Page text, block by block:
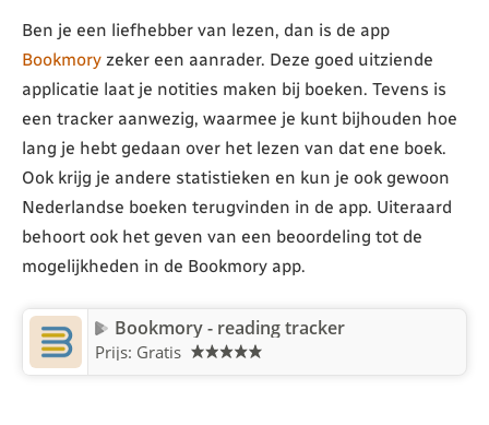
Ben je een liefhebber van lezen, dan is de app
Bookmory zeker een aanrader. Deze goed uitziende
applicatie laat je notities maken bij boeken. Tevens is
een tracker aanwezig, waarmee je kunt bijhouden hoe
lang je hebt gedaan over het lezen van dat ene boek.
Ook krijg je andere statistieken en kun je ook gewoon
Nederlandse boeken terugvinden in de app. Uiteraard
behoort ook het geven van een beoordeling tot de
mogelijkheden in de Bookmory app.
Bookmory - reading tracker
Prijs: Gratis